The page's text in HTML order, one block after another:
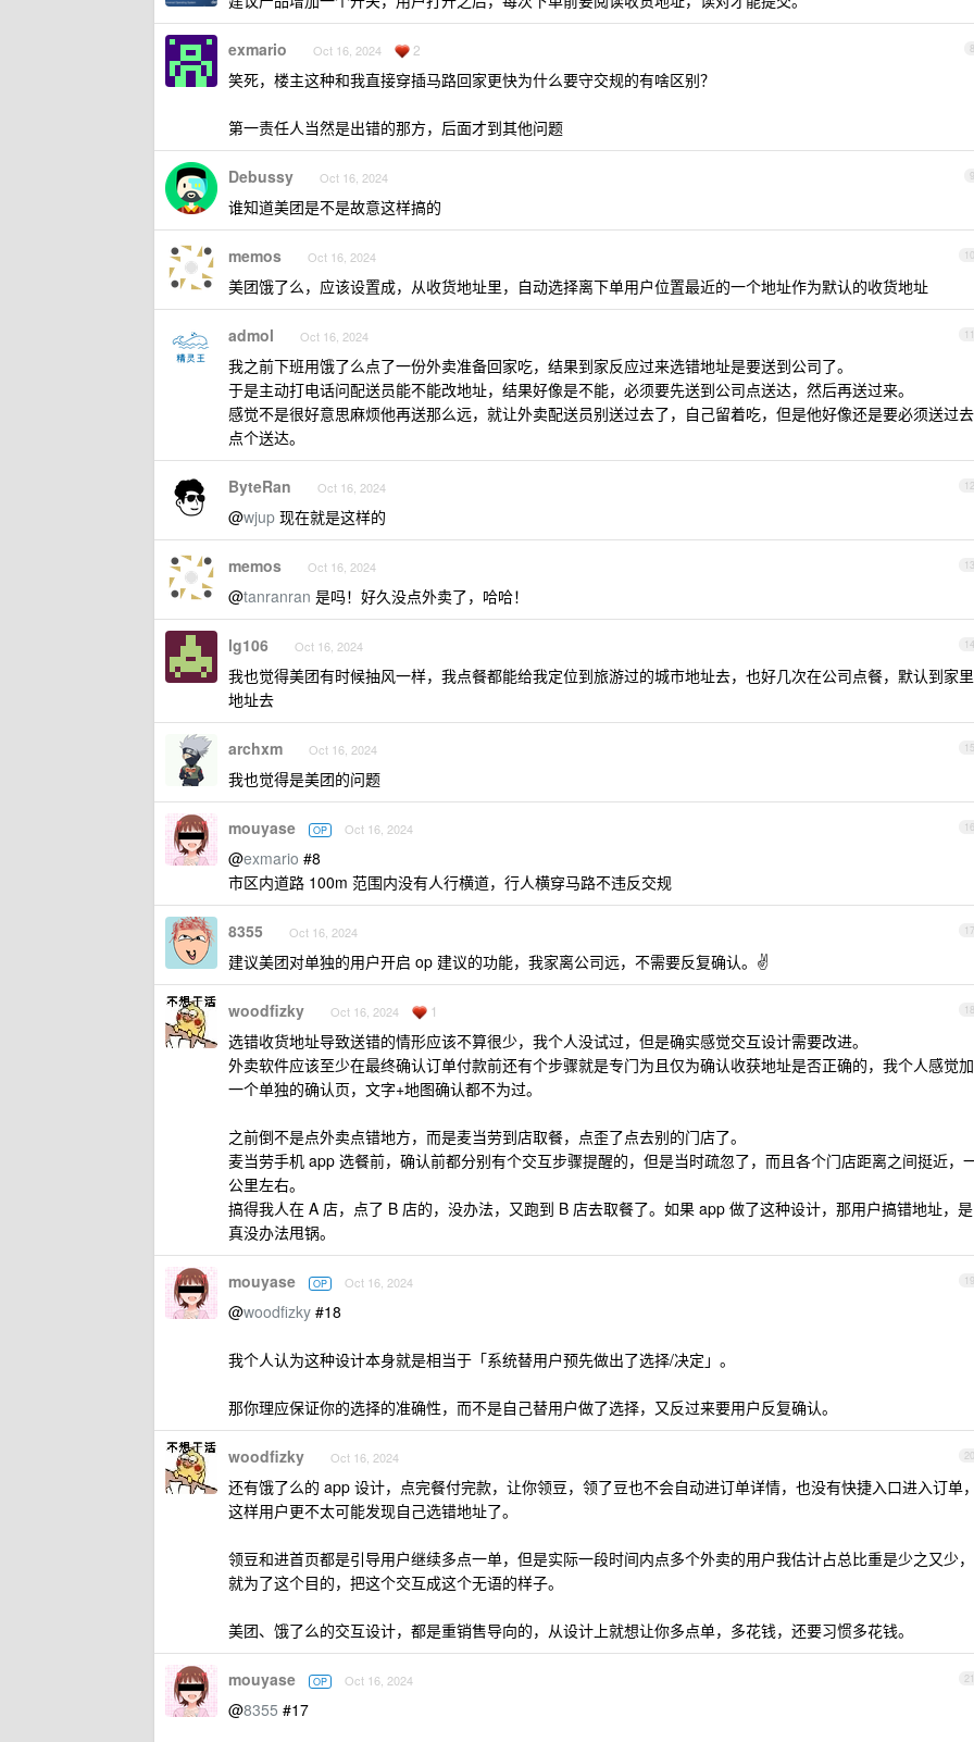
8
exmario Oct 16, 2024 2
笑死，楼主这种和我直接穿插马路回家更快为什么要守交规的有啥区别？
第一责任人当然是出错的那方，后面才到其他问题
9
Debussy Oct 16, 2024
谁知道美团是不是故意这样搞的
10
memos Oct 16, 2024
美团饿了么，应该设置成，从收货地址里，自动选择离下单用户位置最近的一个地址作为默认的收货地址
11
admol Oct 16, 2024
我之前下班用饿了么点了一份外卖准备回家吃，结果到家反应过来选错地址是要送到公司了。
于是主动打电话问配送员能不能改地址，结果好像是不能，必须要先送到公司点送达，然后再送过来。
感觉不是很好意思麻烦他再送那么远，就让外卖配送员别送过去了，自己留着吃，但是他好像还是要必须送过去
点个送达。
12
ByteRan Oct 16, 2024
@wjup 现在就是这样的
13
memos Oct 16, 2024
@tanranran 是吗！好久没点外卖了，哈哈！
14
lg106 Oct 16, 2024
我也觉得美团有时候抽风一样，我点餐都能给我定位到旅游过的城市地址去，也好几次在公司点餐，默认到家里
地址去
15
archxm Oct 16, 2024
我也觉得是美团的问题
16
mouyase OP Oct 16, 2024
@exmario #8
市区内道路 100m 范围内没有人行横道，行人横穿马路不违反交规
17
8355 Oct 16, 2024
建议美团对单独的用户开启 op 建议的功能，我家离公司远，不需要反复确认。✌️
18
woodfizky Oct 16, 2024 1
选错收货地址导致送错的情形应该不算很少，我个人没试过，但是确实感觉交互设计需要改进。
外卖软件应该至少在最终确认订单付款前还有个步骤就是专门为且仅为确认收获地址是否正确的，我个人感觉加
一个单独的确认页，文字+地图确认都不为过。
之前倒不是点外卖点错地方，而是麦当劳到店取餐，点歪了点去别的门店了。
麦当劳手机 app 选餐前，确认前都分别有个交互步骤提醒的，但是当时疏忽了，而且各个门店距离之间挺近，
公里左右。
搞得我人在 A 店，点了 B 店的，没办法，又跑到 B 店去取餐了。如果 app 做了这种设计，那用户搞错地址，是
真没办法甩锅。
19
mouyase OP Oct 16, 2024
@woodfizky #18
我个人认为这种设计本身就是相当于「系统替用户预先做出了选择/决定」。
那你理应保证你的选择的准确性，而不是自己替用户做了选择，又反过来要用户反复确认。
20
woodfizky Oct 16, 2024
还有饿了么的 app 设计，点完餐付完款，让你领豆，领了豆也不会自动进订单详情，也没有快捷入口进入订单，
这样用户更不太可能发现自己选错地址了。
领豆和进首页都是引导用户继续多点一单，但是实际一段时间内点多个外卖的用户我估计占总比重是少之又少，
就为了这个目的，把这个交互成这个无语的样子。
美团、饿了么的交互设计，都是重销售导向的，从设计上就想让你多点单，多花钱，还要习惯多花钱。
21
mouyase OP Oct 16, 2024
@8355 #17